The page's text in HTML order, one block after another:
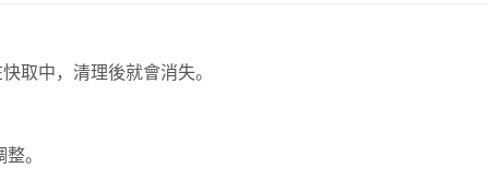
取中，清理後就會消失。
。